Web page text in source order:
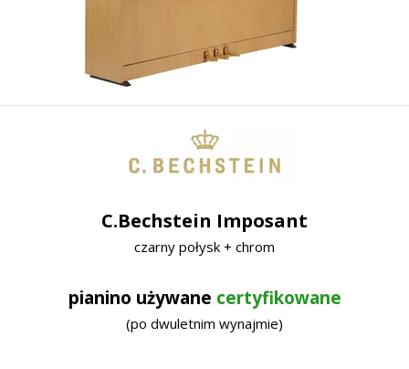
C.Bechstein Imposant
czarny połysk + chrom
pianino używane certyfikowane
(po dwuletnim wynajmie)